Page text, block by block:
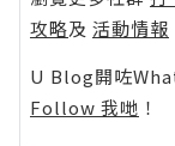
攻略及 活動情報
U Blog開咗
Follow 我哋 ！